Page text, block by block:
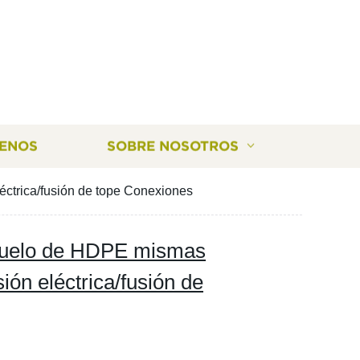
SOBRE NOSOTROS
fusión de tope Conexiones
de HDPE mismas
eléctrica/fusión de